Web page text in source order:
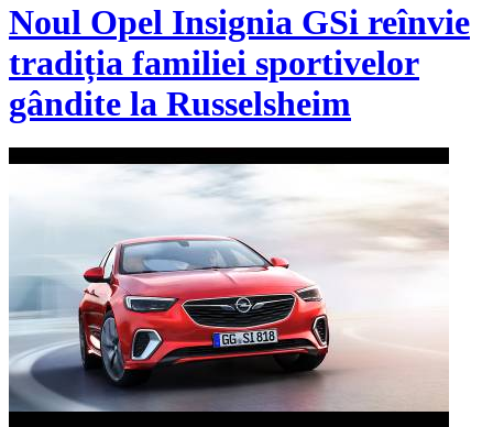
Noul Opel Insignia GSi reînvie
tradiția familiei sportivelor
gândite la Russelsheim